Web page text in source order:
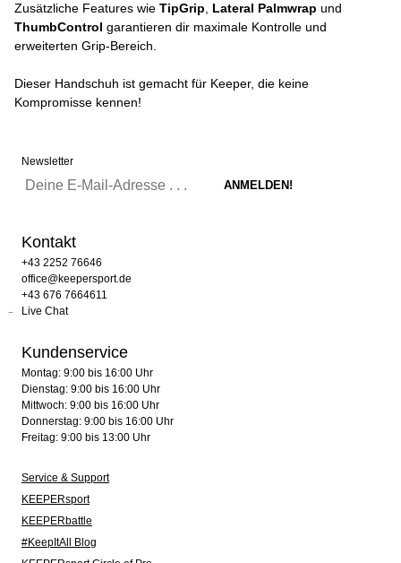
Zusätzliche Features wie TipGrip Lateral Palmwrap und
ThumbControl garantieren dir maximale Kontrolle und
erweiterten Grip-Bereich.
Dieser Handschuh ist gemacht für Keeper, die keine
Kompromisse kennen!
Newsletter
Kontakt
+43 2252 76646
office@keepersport.de
+43 676 7664611
Live Chat
Kundenservice
Montag: 9:00 bis 16:00 Uhr
Dienstag: 9:00 bis 16:00 Uhr
Mittwoch: 9:00 bis 16:00 Uhr
Donnerstag: 9:00 bis 16:00 Uhr
Freitag: 9:00 bis 13:00 Uhr
Service & Support
KEEPERsport
KEEPERbattle
#KeepItAll Blog